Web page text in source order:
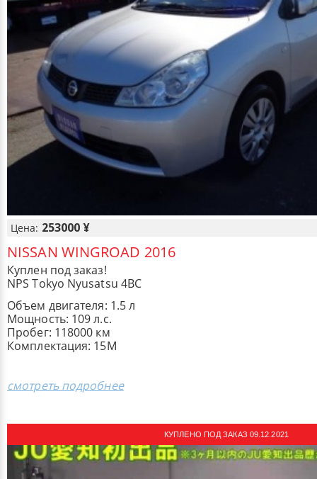
Цена: 253000 ¥
NISSAN WINGROAD 2016
Куплен под заказ!
NPS Tokyo Nyusatsu 4BC
Объем двигателя: 1.5 л
Мощность: 109 л.с.
Пробег: 118000 км
Комплектация: ​15M
смотреть подробнее
КУПЛЕНО ПОД ЗАКАЗ 09.12.2021